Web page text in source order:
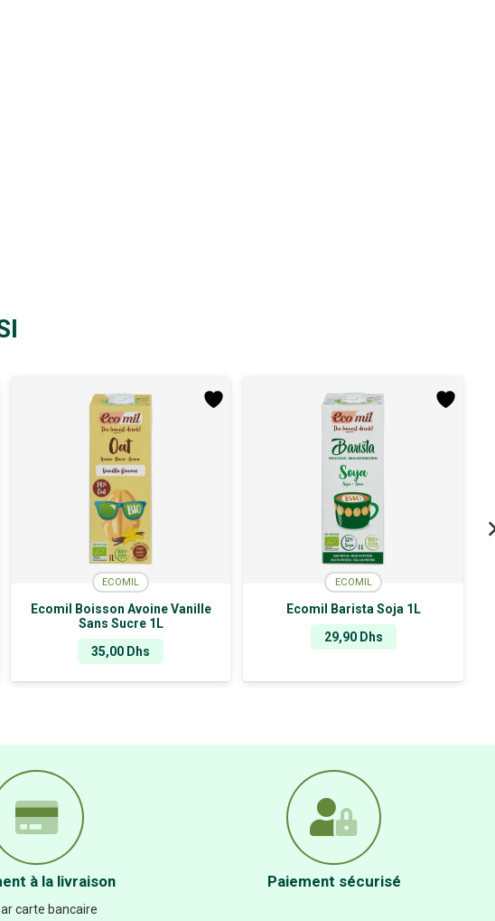
ECOMIL
Ecomil Boisson Avoine Vanille
Sans Sucre 1L
35,00 Dhs
ECOMIL
Ecomil Barista Soja 1L
29,90 Dhs
à la livraison
carte bancaire
Paiement sécurisé